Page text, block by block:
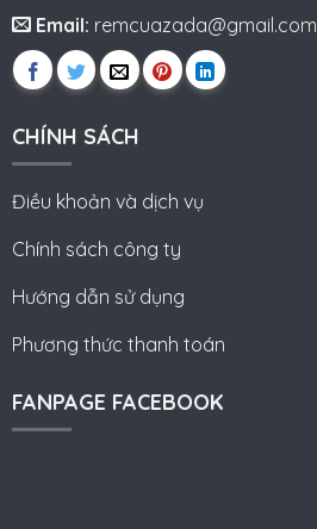
Email: remcuazada@gmail.com
CHÍNH SÁCH
Điều khoản và dịch vụ
Chính sách công ty
Hướng dẫn sử dụng
Phương thức thanh toán
FANPAGE FACEBOOK